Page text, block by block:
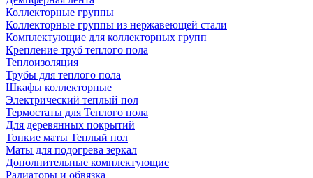
Коллекторные группы
Коллекторные группы из нержавеющей стали
Комплектующие для коллекторных групп
Крепление труб теплого пола
Теплоизоляция
Трубы для теплого пола
Шкафы коллекторные
Электрический теплый пол
Термостаты для Теплого пола
Для деревянных покрытий
Тонкие маты Теплый пол
Маты для подогрева зеркал
Дополнительные комплектующие
Радиаторы и обвязка